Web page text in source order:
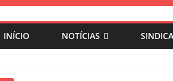
INÍCIO NOTÍCIAS